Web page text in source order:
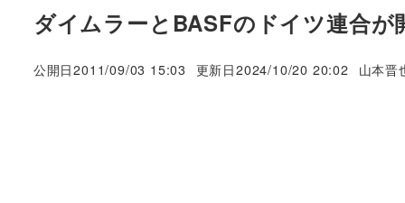
ダイムラーとBASFのドイツ連合
公開日2011/09/03 15:03 更新日2024/10/20 20:02
著
山本晋